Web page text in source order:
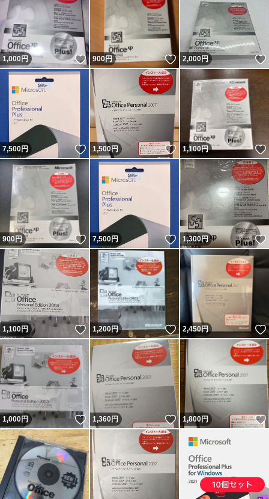
1,000 円 いいね！
900円 いいね！
2,000円
7,500円 いいね！
1,500円 いいね！
1,100円
900円 いいね！
7,500円 いいね！
1,300円
1,100円 いいね！
1,200円 いいね！
2,450円
1,000円 いいね！
1,360円 いいね！
1,800円